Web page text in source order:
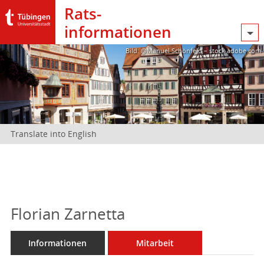
Rats­
informationen
Bild: @Manuel Schönfeld – stock.adobe.com
Translate into English
Florian Zarnetta
Informationen Mitarbeit